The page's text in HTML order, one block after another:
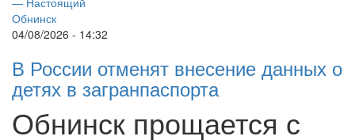
04/08/2026 - 14:32
В России отменят внесение данных о
детях в загранпаспорта
Обнинск прощается с